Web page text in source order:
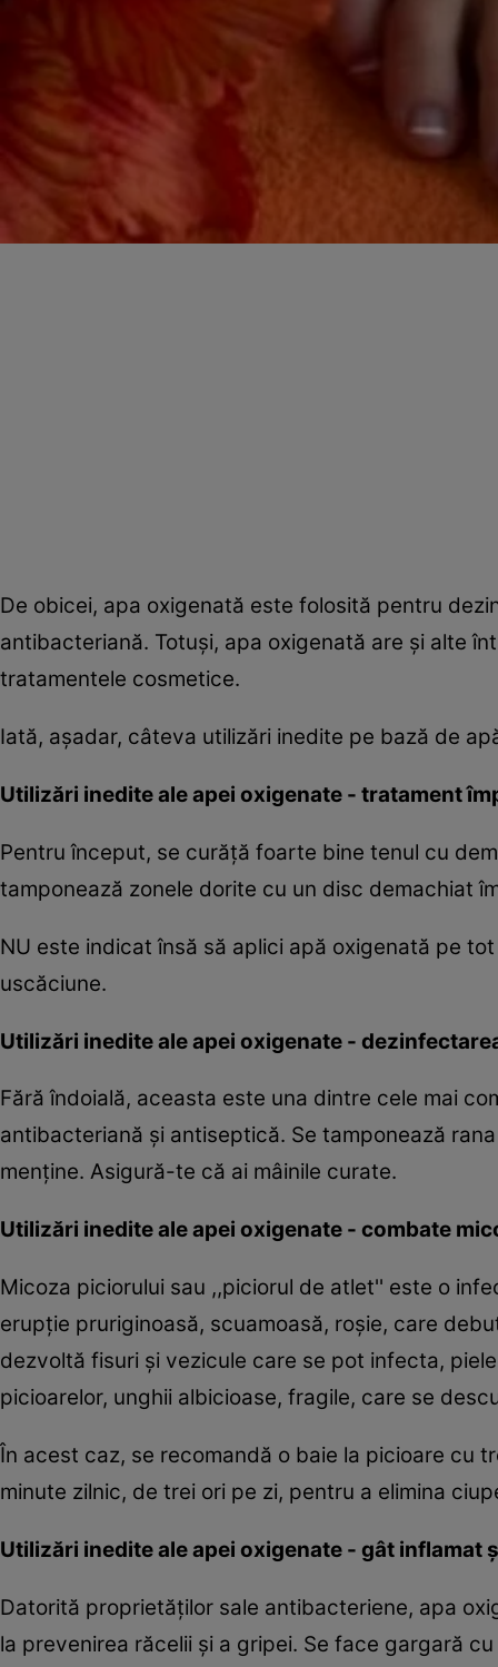
De obicei, apa oxigenată este folosită pentru
antibacteriană. Totuşi, apa oxigenată are şi alte
tratamentele cosmetice.
Iată, aşadar, câteva utilizări inedite pe bază de
Utilizări inedite ale apei oxigenate - tratament
Pentru început, se curăţă foarte bine tenul cu
tamponează zonele dorite cu un disc demachiat
NU este indicat însă să aplici apă oxigenată pe
uscăciune.
Utilizări inedite ale apei oxigenate -
Fără îndoială, aceasta este una dintre cele mai
antibacteriană şi antiseptică. Se tamponează
menţine. Asigură-te că ai mâinile curate.
Utilizări inedite ale apei oxigenate - combate
Micoza piciorului sau ,,piciorul de atlet'' este o
erupţie pruriginoasă, scuamoasă, roşie, care
dezvoltă fisuri şi vezicule care se pot infecta,
picioarelor, unghii albicioase, fragile, care se
În acest caz, se recomandă o baie la picioare cu
minute zilnic, de trei ori pe zi, pentru a elimina
Utilizări inedite ale apei oxigenate - gât inflamat
Datorită proprietăţilor sale antibacteriene, apa
la prevenirea răcelii şi a gripei. Se face gargară